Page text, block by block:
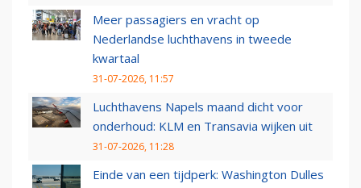
Meer passagiers en vracht op
Nederlandse luchthavens in tweede
kwartaal
31-07-2026, 11:57
Luchthavens Napels maand dicht voor
onderhoud: KLM en Transavia wijken uit
31-07-2026, 11:28
Einde van een tijdperk: Washington Dulles